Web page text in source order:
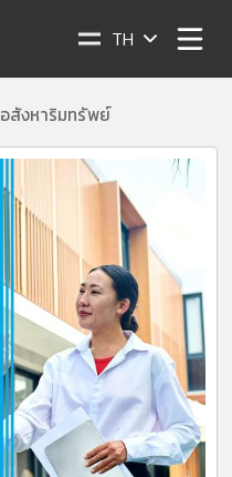
TH
อสังหาริมทรัพย์